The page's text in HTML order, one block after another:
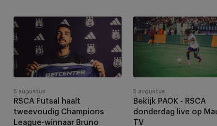
Item
1
RSCA
Futsal
tweevoudig
Champions
winnaar
Bruno
Gomes
RSCA Futsal haalt
tweevoudig Champions
League-winnaar Bruno
5 augustus
Bekijk
PAOK
donderdag
op
Mauve
TV
Bekijk PAOK - RSCA
donderdag live op
TV
5 augustus